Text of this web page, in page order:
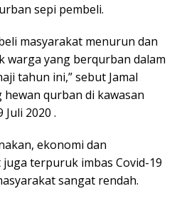
sepi pembeli.
masyarakat menurun dan
warga yang berqurban dalam
tahun ini,” sebut Jamal
qurban di kawasan
2020 .
ekonomi dan
terpuruk imbas Covid-19
sangat rendah.